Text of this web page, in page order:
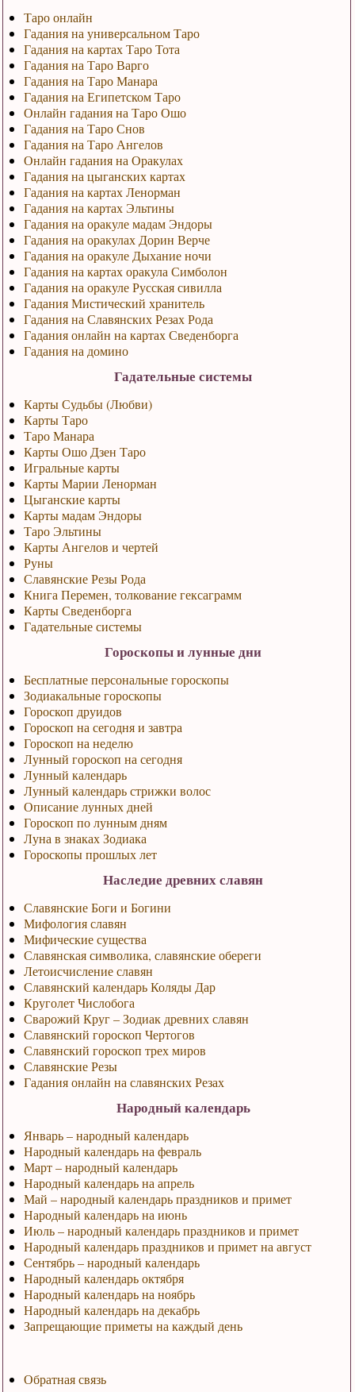
Таро онлайн
Гадания на универсальном Таро
Гадания на картах Таро Тота
Гадания на Таро Варго
Гадания на Таро Манара
Гадания на Египетском Таро
Онлайн гадания на Таро Ошо
Гадания на Таро Снов
Гадания на Таро Ангелов
Онлайн гадания на Оракулах
Гадания на цыганских картах
Гадания на картах Ленорман
Гадания на картах Эльтины
Гадания на оракуле мадам Эндоры
Гадания на оракулах Дорин Верче
Гадания на оракуле Дыхание ночи
Гадания на картах оракула Симболон
Гадания на оракуле Русская сивилла
Гадания Мистический хранитель
Гадания на Славянских Резах Рода
Гадания онлайн на картах Сведенборга
Гадания на домино
Гадательные системы
Карты Судьбы (Любви)
Карты Таро
Таро Манара
Карты Ошо Дзен Таро
Игральные карты
Карты Марии Ленорман
Цыганские карты
Карты мадам Эндоры
Таро Эльтины
Карты Ангелов и чертей
Руны
Славянские Резы Рода
Книга Перемен, толкование гексаграмм
Карты Сведенборга
Гадательные системы
Гороскопы и лунные дни
Бесплатные персональные гороскопы
Зодиакальные гороскопы
Гороскоп друидов
Гороскоп на сегодня и завтра
Гороскоп на неделю
Лунный гороскоп на сегодня
Лунный календарь
Лунный календарь стрижки волос
Описание лунных дней
Гороскоп по лунным дням
Луна в знаках Зодиака
Гороскопы прошлых лет
Наследие древних славян
Славянские Боги и Богини
Мифология славян
Мифические существа
Славянская символика, славянские обереги
Летоисчисление славян
Славянский календарь Коляды Дар
Круголет Числобога
Сварожий Круг – Зодиак древних славян
Славянский гороскоп Чертогов
Славянский гороскоп трех миров
Славянские Резы
Гадания онлайн на славянских Резах
Народный календарь
Январь – народный календарь
Народный календарь на февраль
Март – народный календарь
Народный календарь на апрель
Май – народный календарь праздников и примет
Народный календарь на июнь
Июль – народный календарь праздников и примет
Народный календарь праздников и примет на август
Сентябрь – народный календарь
Народный календарь октября
Народный календарь на ноябрь
Народный календарь на декабрь
Запрещающие приметы на каждый день
Обратная связь